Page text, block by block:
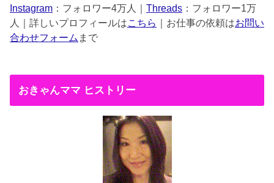
Instagram ：フォロワー4万人｜ Threads ：フォロワー1万
人｜詳しいプロフィールはこちら ｜お仕事の依頼はお問い
合わせフォーム まで
おきゃんママ ヒストリー